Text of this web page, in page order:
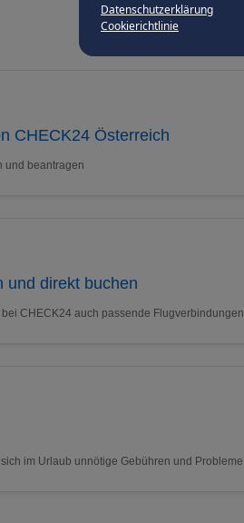
Datenschutzerklärung
Cookierichtlinie
CHECK24 Österreich
und beantragen
und direkt buchen
CHECK24 auch passende
im Urlaub unnötige Gebühren und